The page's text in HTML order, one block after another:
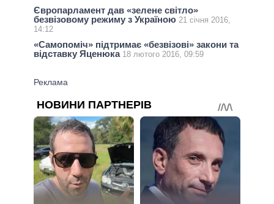
Європарламент дав «зелене світло»
безвізовому режиму з Україною 21 січня 2016,
14:12
«Самопоміч» підтримає «безвізові» закони та
відставку Яценюка 18 лютого 2016, 09:59